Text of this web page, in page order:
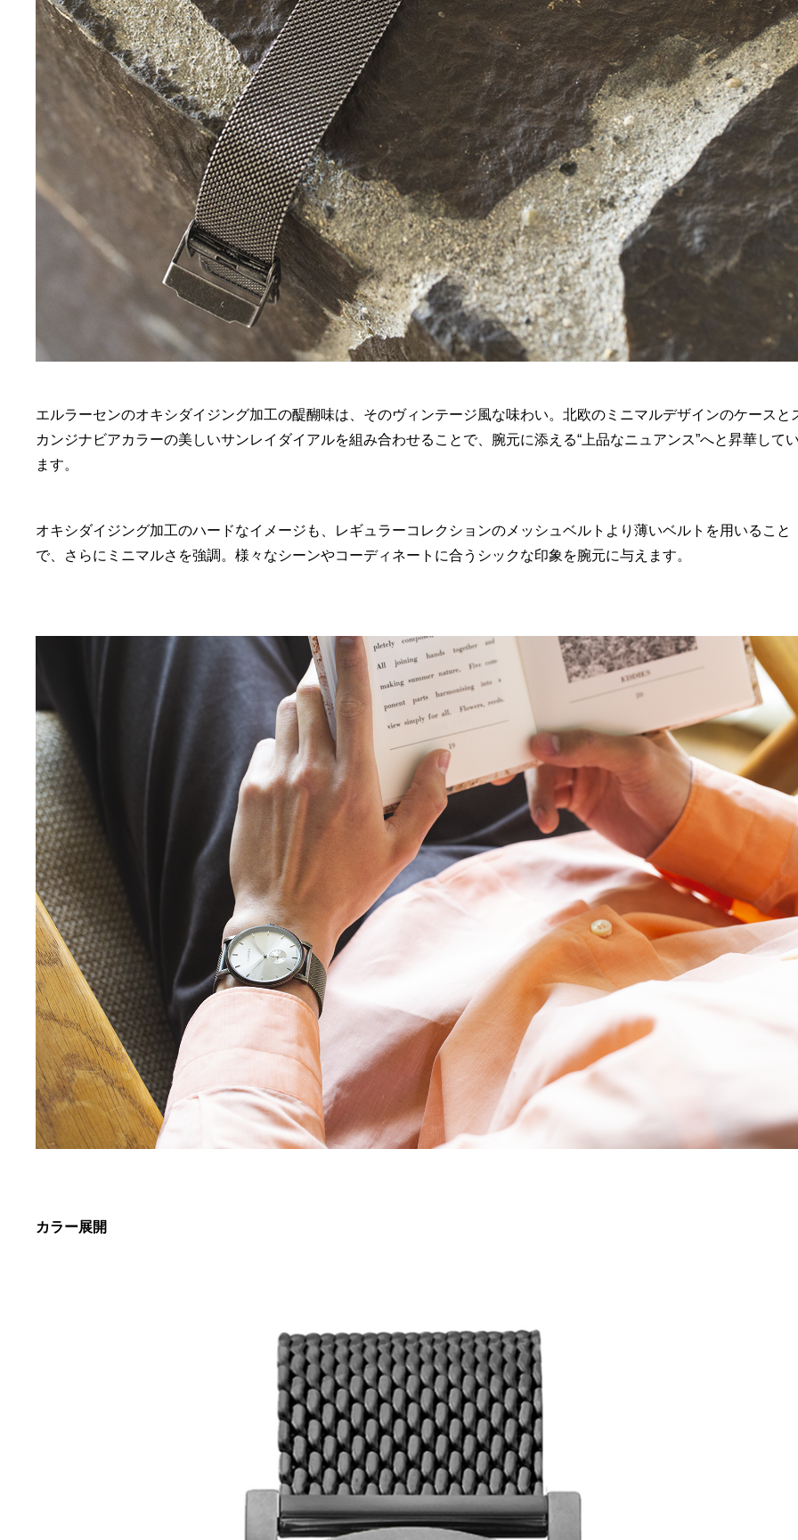
エルラーセンのオキシダイジング加工の醍醐味は、そのヴィンテージ風な味わい。北欧のミニマルデザインのケースと
カンジナビアカラーの美しいサンレイダイアルを組み合わせることで、腕元に添える“上品なニュアンス”へと昇華して
ます。
オキシダイジング加工のハードなイメージも、レギュラーコレクションのメッシュベルトより薄いベルトを用いること
で、さらにミニマルさを強調。様々なシーンやコーディネートに合うシックな印象を腕元に与えます。
カラー展開